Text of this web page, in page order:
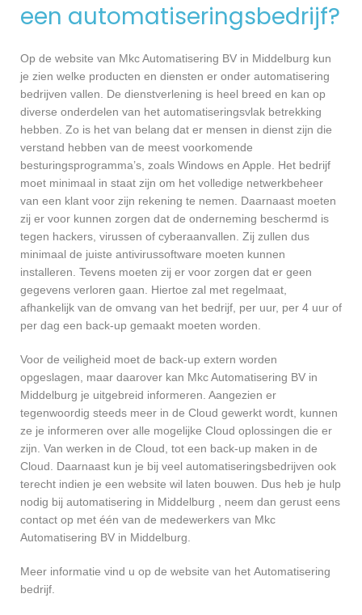
een automatiseringsbedrijf?
Op de website van Mkc Automatisering BV in Middelburg kun
je zien welke producten en diensten er onder automatisering
bedrijven vallen. De dienstverlening is heel breed en kan op
diverse onderdelen van het automatiseringsvlak betrekking
hebben. Zo is het van belang dat er mensen in dienst zijn die
verstand hebben van de meest voorkomende
besturingsprogramma’s, zoals Windows en Apple. Het bedrijf
moet minimaal in staat zijn om het volledige netwerkbeheer
van een klant voor zijn rekening te nemen. Daarnaast moeten
zij er voor kunnen zorgen dat de onderneming beschermd is
tegen hackers, virussen of cyberaanvallen. Zij zullen dus
minimaal de juiste antivirussoftware moeten kunnen
installeren. Tevens moeten zij er voor zorgen dat er geen
gegevens verloren gaan. Hiertoe zal met regelmaat,
afhankelijk van de omvang van het bedrijf, per uur, per 4 uur of
per dag een back-up gemaakt moeten worden.
Voor de veiligheid moet de back-up extern worden
opgeslagen, maar daarover kan Mkc Automatisering BV in
Middelburg je uitgebreid informeren. Aangezien er
tegenwoordig steeds meer in de Cloud gewerkt wordt, kunnen
ze je informeren over alle mogelijke Cloud oplossingen die er
zijn. Van werken in de Cloud, tot een back-up maken in de
Cloud. Daarnaast kun je bij veel automatiseringsbedrijven ook
terecht indien je een website wil laten bouwen. Dus heb je hulp
nodig bij automatisering in Middelburg , neem dan gerust eens
contact op met één van de medewerkers van Mkc
Automatisering BV in Middelburg.
Meer informatie vind u op de website van het Automatisering
bedrijf.